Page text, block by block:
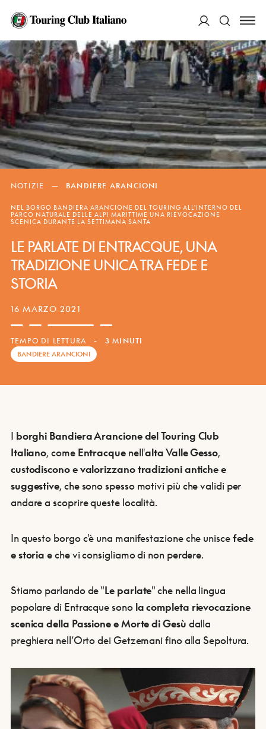
Cerca
NOTIZIE — BANDIERE ARANCIONI
NEL BORGO BANDIERA ARANCIONE DEL TOURING ALL'INTERNO DEL
PARCO NATURALE DELLE ALPI MARITTIME UNA RIEVOCAZIONE
SCENICA DURANTE LA SETTIMANA SANTA
LE PARLATE DI ENTRACQUE, UNA
TRADIZIONE UNICA TRA FEDE E
STORIA
16 MARZO 2021
TEMPO DI LETTURA - 3 MINUTI
BANDIERE ARANCIONI
I borghi Bandiera Arancione del Touring Club
Italiano, come Entracquenell'alta Valle Gesso,
custodiscono e valorizzano tradizioni antiche e
suggestive, che sono spesso motivi più che validi per
andare a scoprire queste località.
In questo borgo c'è una manifestazione che uniscefede
e storia e che vi consigliamo di non perdere.
Stiamo parlando de "Le parlate" che nella lingua
popolare di Entracque sono la completa rievocazione
scenica della Passione e Morte di Gesù dalla
preghiera nell’Orto dei Getzemani fino alla Sepoltura.